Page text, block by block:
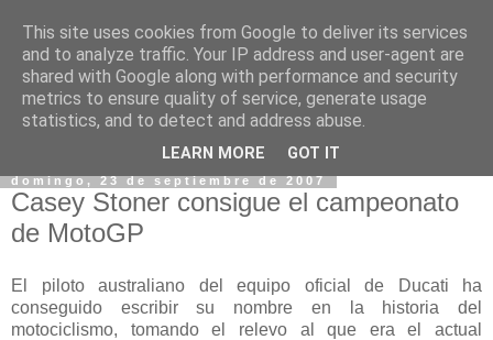
domingo, 23 de septiembre de 2007
Casey Stoner consigue el campeonato
de MotoGP
El piloto australiano del equipo oficial de Ducati ha
conseguido escribir su nombre en la historia del
motociclismo, tomando el relevo al que era el actual
This site uses cookies from Google to deliver its services
and to analyze traffic. Your IP address and user-agent are
shared with Google along with performance and security
metrics to ensure quality of service, generate usage
statistics, and to detect and address abuse.
LEARN MORE GOT IT